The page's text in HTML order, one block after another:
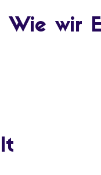
Wie wir